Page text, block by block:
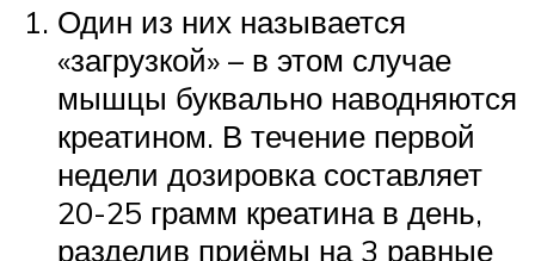
Один из них называется
«загрузкой» – в этом случае
мышцы буквально наводняются
креатином. В течение первой
недели дозировка составляет
20-25 грамм креатина в день,
разделив приёмы на 3 равные